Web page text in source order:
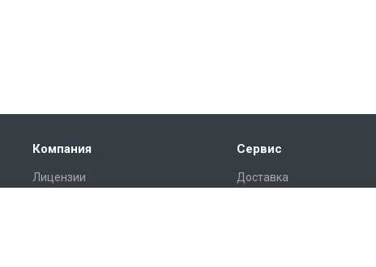
Компания
Лицензии
Сервис
Доставка